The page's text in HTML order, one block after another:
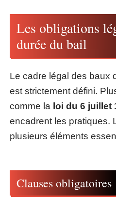
Les obligations
durée du bail
Le cadre légal des baux
est strictement défini.
comme la loi du 6 juillet
encadrent les pratiques.
plusieurs éléments
Clauses obligatoires